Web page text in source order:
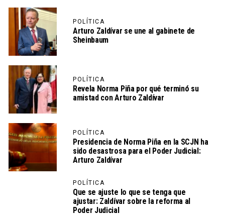
POLÍTICA
Arturo Zaldívar se une al gabinete de
Sheinbaum
POLÍTICA
Revela Norma Piña por qué terminó su
amistad con Arturo Zaldívar
POLÍTICA
Presidencia de Norma Piña en la SCJN ha
sido desastrosa para el Poder Judicial:
Arturo Zaldívar
POLÍTICA
Que se ajuste lo que se tenga que
ajustar: Zaldívar sobre la reforma al
Poder Judicial